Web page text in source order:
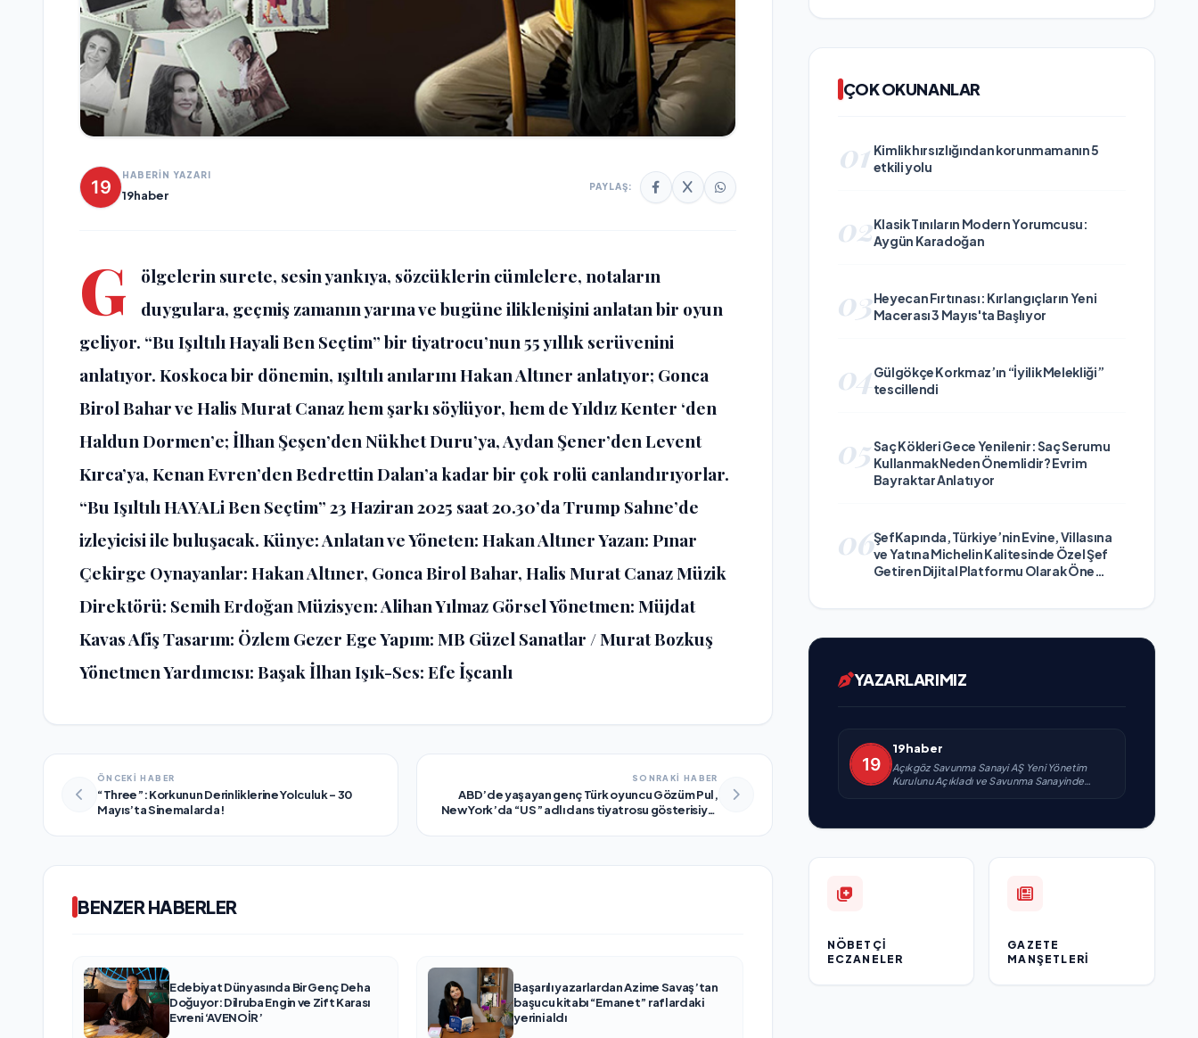
HABERİN YAZARI
19haber
PAYLAŞ:
G
ölgelerin surete, sesin yankıya, sözcüklerin cümlelere, notaların
duygulara, geçmiş zamanın yarına ve bugüne iliklenişini anlatan bir oyun
geliyor. “Bu Işıltılı Hayali Ben Seçtim” bir tiyatrocu’nun 55 yıllık serüvenini
anlatıyor. Koskoca bir dönemin, ışıltılı anılarını Hakan Altıner anlatıyor; Gonca
Birol Bahar ve Halis Murat Canaz hem şarkı söylüyor, hem de Yıldız Kenter ‘den
Haldun Dormen’e; İlhan Şeşen’den Nükhet Duru’ya, Aydan Şener’den Levent
Kırca’ya, Kenan Evren’den Bedrettin Dalan’a kadar bir çok rolü canlandırıyorlar.
“Bu Işıltılı HAYALi Ben Seçtim” 23 Haziran 2025 saat 20.30’da Trump Sahne’de
izleyicisi ile buluşacak. Künye: Anlatan ve Yöneten: Hakan Altıner Yazan: Pınar
Çekirge Oynayanlar: Hakan Altıner, Gonca Birol Bahar, Halis Murat Canaz Müzik
Direktörü: Semih Erdoğan Müzisyen: Alihan Yılmaz Görsel Yönetmen: Müjdat
Kavas Afiş Tasarım: Özlem Gezer Ege Yapım: MB Güzel Sanatlar / Murat Bozkuş
Yönetmen Yardımcısı: Başak İlhan Işık-Ses: Efe İşcanlı
ÖNCEKİ HABER
“Three”: Korkunun Derinliklerine Yolculuk – 30
Mayıs’ta Sinemalarda!
SONRAKİ HABER
ABD’de yaşayan genç Türk oyuncu Gözüm Pul,
New York’da “US” adlı dans tiyatrosu gösterisiyle
BENZER HABERLER
Edebiyat Dünyasında Bir Genç Deha
Doğuyor: Dilruba Engin ve Zift Karası
Evreni ‘AVENOİR’
Başarılı yazarlardan Azime Savaş’tan
başucu kitabı “Emanet” raflardaki
yerini aldı
ÇOK OKUNANLAR
01 Kimlik hırsızlığından korunmamanın 5
etkili yolu
02Klasik Tınıların Modern Yorumcusu:
Aygün Karadoğan
03Heyecan Fırtınası: Kırlangıçların Yeni
Macerası 3 Mayıs'ta Başlıyor
04Gülgökçe Korkmaz’ın “İyilik Melekliği”
tescillendi
05Saç Kökleri Gece Yenilenir: Saç Serumu
Kullanmak Neden Önemlidir? Evrim
Bayraktar Anlatıyor
06ŞefKapında, Türkiye’nin Evine, Villasına
ve Yatına Michelin Kalitesinde Özel Şef
Getiren Dijital Platformu Olarak Öne
YAZARLARIMIZ
19haber
Açıkgöz Savunma Sanayi AŞ Yeni Yönetim
Kurulunu Açıkladı ve Savunma Sanayinde
NÖBETÇI
ECZANELER
GAZETE
MANŞETLERI